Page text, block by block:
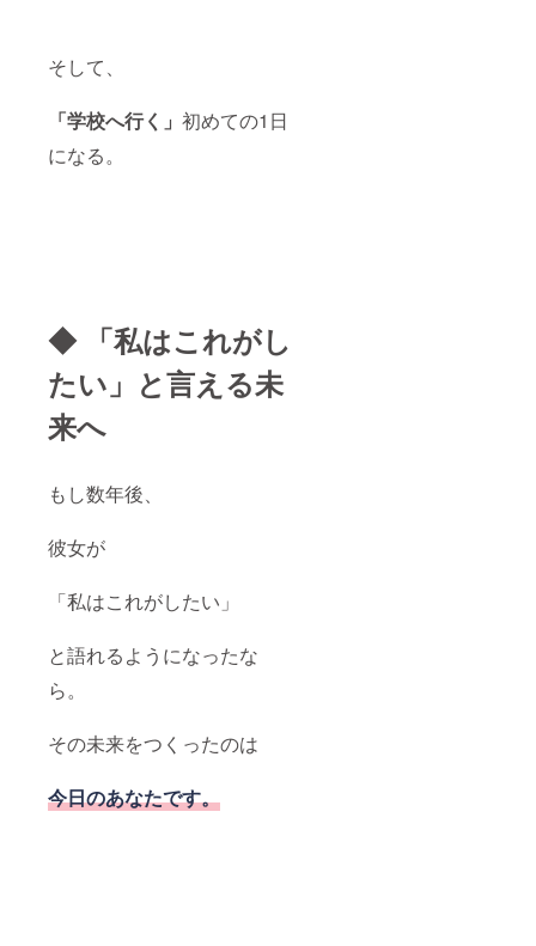
そして、
「学校へ行く」 初めての1日
になる。
◆ 「私はこれがし
たい」と言える未
来へ
もし数年後、
彼女が
「私はこれがしたい」
と語れるようになったな
ら。
その未来をつくったのは
今日のあなたです。